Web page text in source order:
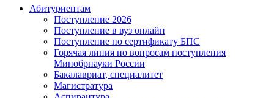
Абитуриентам
Поступление 2026
Поступление в вуз онлайн
Поступление по сертификату БПС
Горячая линия по вопросам поступления
Минобрнауки России
Бакалавриат, специалитет
Магистратура